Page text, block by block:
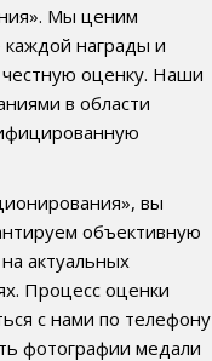
Мы ценим
каждой награды и
оценку. Наши
в области
вы
объективную
актуальных
Процесс оценки
с нами по телефону
фотографии медали